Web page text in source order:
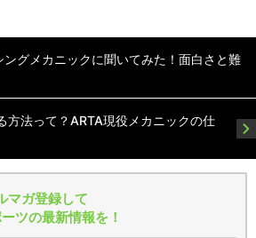
グメカニックに聞いてみた！面白さと難
方法って？ARTA現役メカニックの仕
マガ登録して
ツの最新情報を！